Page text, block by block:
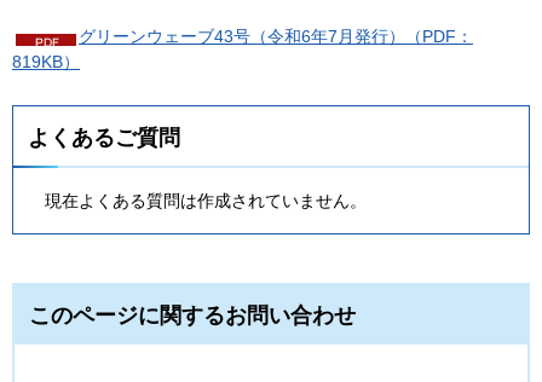
グリーンウェーブ43号（令和6年7月発行）（PDF：
819KB）
よくあるご質問
現在よくある質問は作成されていません。
このページに関するお問い合わせ